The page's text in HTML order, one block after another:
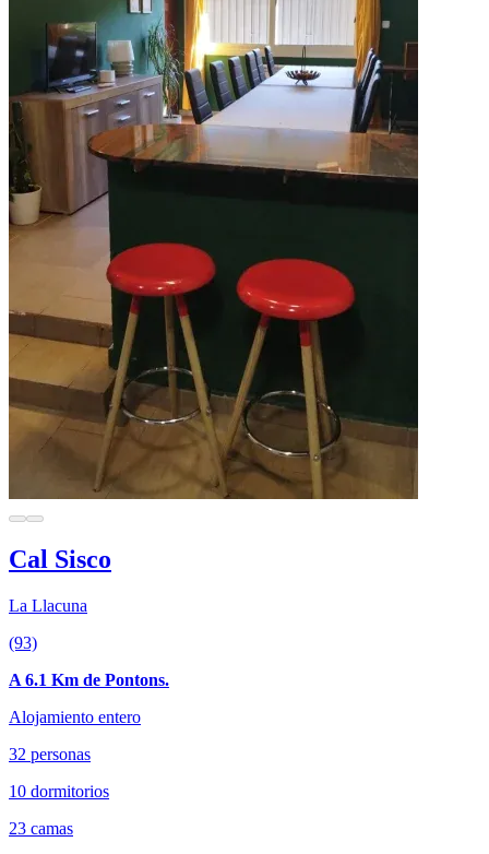
Cal Sisco
La Llacuna
(93)
A 6.1 Km de Pontons.
Alojamiento entero
32 personas
10 dormitorios
23 camas